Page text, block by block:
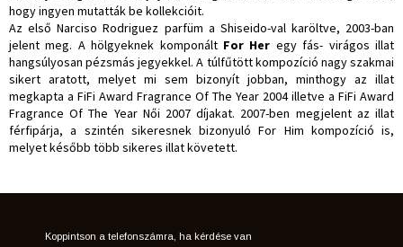
hogy ingyen mutatták be kollekcióit.
Az első Narciso Rodriguez parfüm a Shiseido-val karöltve, 2003-ban
jelent meg. A hölgyeknek komponált For Her egy fás- virágos illat
hangsúlyosan pézsmás jegyekkel. A túlfűtött kompozíció nagy szakmai
sikert aratott, melyet mi sem bizonyít jobban, minthogy az illat
megkapta a FiFi Award Fragrance Of The Year 2004 illetve a FiFi Award
Fragrance Of The Year Női 2007 díjakat. 2007-ben megjelent az illat
férfipárja, a szintén sikeresnek bizonyuló For Him kompozíció is,
melyet később több sikeres illat követett.
Koppintson a telefonszámra, ha kérdése van